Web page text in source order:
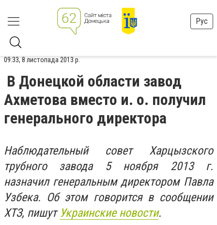
Рус
09:33, 8 листопада 2013 р.
В Донецкой области завод
Ахметова вместо и. о. получил
генерального директора
Наблюдательный совет Харцызского
трубного завода 5 ноября 2013 г.
назначил генеральным директором Павла
Узбека. Об этом говорится в сообщении
ХТЗ, пишут Украинские новости.